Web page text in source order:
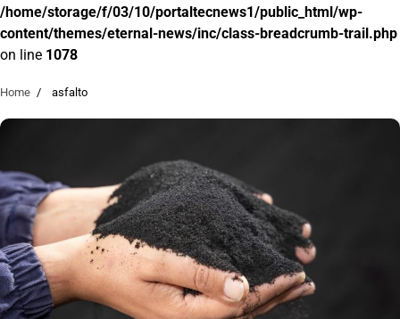
/home/storage/f/03/10/portaltecnews1/public_html/wp-
content/themes/eternal-news/inc/class-breadcrumb-trail.php
on line 1078
Home asfalto